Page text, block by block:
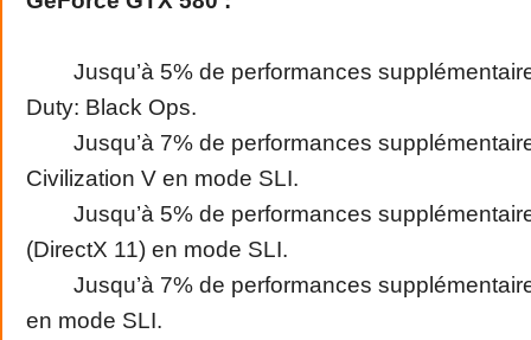
Jusqu’à 5% de performances
Duty: Black Ops.
Jusqu’à 7% de performances
Civilization V en mode SLI.
Jusqu’à 5% de performances
(DirectX 11) en mode SLI.
Jusqu’à 7% de performances
en mode SLI.